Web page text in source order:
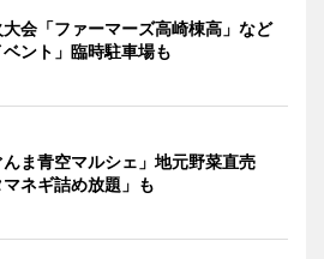
会「ファーマーズ高崎棟高」など
ベント」臨時駐車場も
んま青空マルシェ」地元野菜直売
ネギ詰め放題」も